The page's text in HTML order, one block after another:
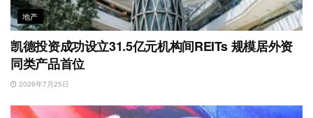
地产
凯德投资成功设立31.5亿元机构间REITs 规模居外资
同类产品首位
2026年7月25日